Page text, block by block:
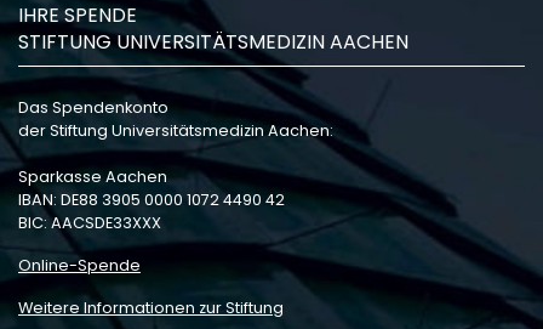
IHRE SPENDE
STIFTUNG UNIVERSITÄTSMEDIZIN AACHEN
Das Spendenkonto
der Stiftung Universitätsmedizin Aachen:
Sparkasse Aachen
IBAN: DE88 3905 0000 1072 4490 42
BIC: AACSDE33XXX
Online-Spende
Weitere Informationen zur Stiftung